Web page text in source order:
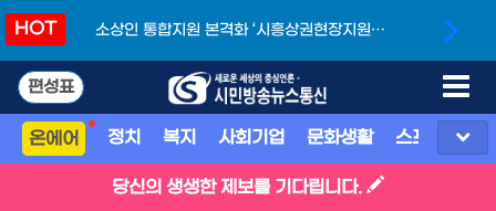
HOT
소상인 통합지원 본격화 ‘시흥상권현장지원단’
편성표
온에어 정치 복지 사회기업 문화생활 스포츠 지
당신의 생생한 제보를 기다립니다.